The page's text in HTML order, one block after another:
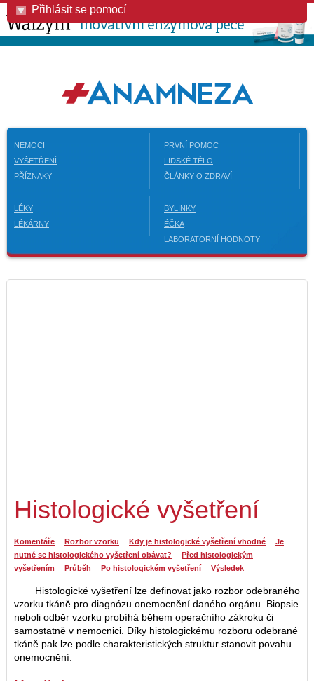
Přihlásit se pomocí
NEMOCI
VYŠETŘENÍ
PŘÍZNAKY
PRVNÍ POMOC
LIDSKÉ TĚLO
ČLÁNKY O ZDRAVÍ
LÉKY
LÉKÁRNY
BYLINKY
ÉČKA
LABORATORNÍ HODNOTY
Histologické vyšetření
Komentáře Rozbor vzorku Kdy je histologické vyšetření vhodné
Je
nutné se histologického vyšetření obávat?
Před histologickým
vyšetřením
Průběh Po histologickém vyšetření Výsledek
Histologické vyšetření lze definovat jako rozbor odebraného
vzorku tkáně pro diagnózu onemocnění daného orgánu. Biopsie
neboli odběr vzorku probíhá během operačního zákroku či
samostatně v nemocnici. Díky histologickému rozboru odebrané
tkáně pak lze podle charakteristických struktur stanovit povahu
onemocnění.